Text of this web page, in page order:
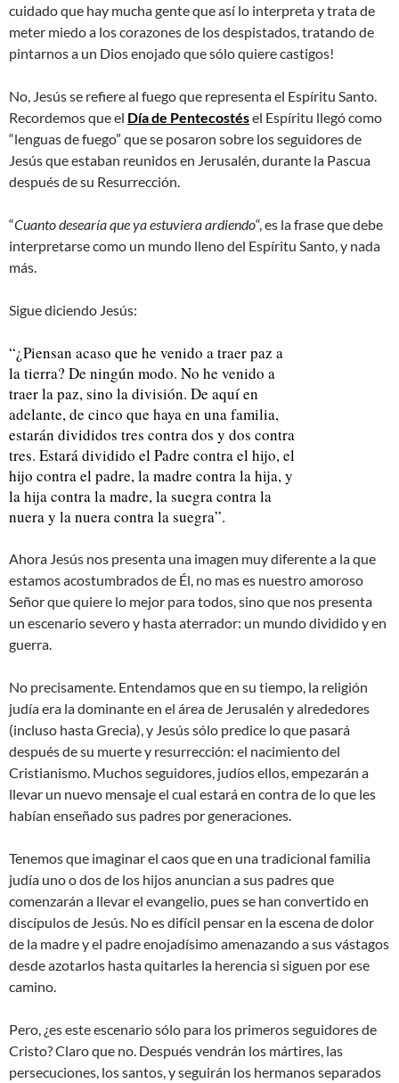
cuidado que hay mucha gente que así lo interpreta y trata de
meter miedo a los corazones de los despistados, tratando de
pintarnos a un Dios enojado que sólo quiere castigos!
No, Jesús se refiere al fuego que representa el Espíritu Santo.
Recordemos que el Día de Pentecostésel Espíritu llegó como
“lenguas de fuego” que se posaron sobre los seguidores de
Jesús que estaban reunidos en Jerusalén, durante la Pascua
después de su Resurrección.
“Cuanto desearía que ya estuviera ardiendo“, es la frase que debe
interpretarse como un mundo lleno del Espíritu Santo, y nada
más.
Sigue diciendo Jesús:
“¿Piensan acaso que he venido a traer paz a
la tierra? De ningún modo. No he venido a
traer la paz, sino la división. De aquí en
adelante, de cinco que haya en una familia,
estarán divididos tres contra dos y dos contra
tres. Estará dividido el Padre contra el hijo, el
hijo contra el padre, la madre contra la hija, y
la hija contra la madre, la suegra contra la
nuera y la nuera contra la suegra”.
Ahora Jesús nos presenta una imagen muy diferente a la que
estamos acostumbrados de Él, no mas es nuestro amoroso
Señor que quiere lo mejor para todos, sino que nos presenta
un escenario severo y hasta aterrador: un mundo dividido y en
guerra.
No precisamente. Entendamos que en su tiempo, la religión
judía era la dominante en el área de Jerusalén y alrededores
(incluso hasta Grecia), y Jesús sólo predice lo que pasará
después de su muerte y resurrección: el nacimiento del
Cristianismo. Muchos seguidores, judíos ellos, empezarán a
llevar un nuevo mensaje el cual estará en contra de lo que les
habían enseñado sus padres por generaciones.
Tenemos que imaginar el caos que en una tradicional familia
judía uno o dos de los hijos anuncian a sus padres que
comenzarán a llevar el evangelio, pues se han convertido en
discípulos de Jesús. No es difícil pensar en la escena de dolor
de la madre y el padre enojadísimo amenazando a sus vástagos
desde azotarlos hasta quitarles la herencia si siguen por ese
camino.
Pero, ¿es este escenario sólo para los primeros seguidores de
Cristo? Claro que no. Después vendrán los mártires, las
persecuciones, los santos, y seguirán los hermanos separados